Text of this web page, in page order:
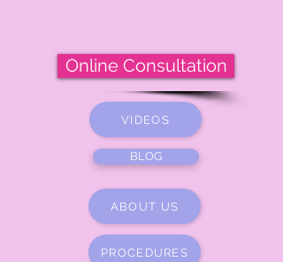
Online Consultation
VIDEOS
BLOG
ABOUT US
PROCEDURES